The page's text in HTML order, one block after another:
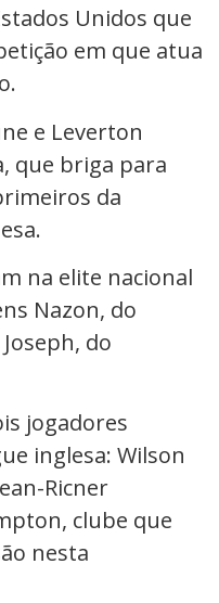
Unidos que
em que atua
e Leverton
que briga para
da
na elite nacional
Nazon, do
do
jogadores
inglesa: Wilson
Ricner
clube que
nesta